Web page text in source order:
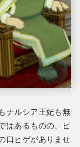
ナルシア王妃も無
はあるものの、ピ
口ヒゲがありませ